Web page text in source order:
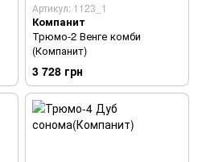
Артикул: 1123_1
Компанит
Трюмо-2 Венге комби
(Компанит)
3 728 грн